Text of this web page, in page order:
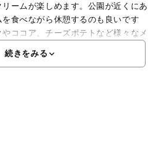
ームが楽しめます。公園が近くにあ
食べながら休憩するのも良いです
ココア、チーズポテトなど様々なメ
続きをみる